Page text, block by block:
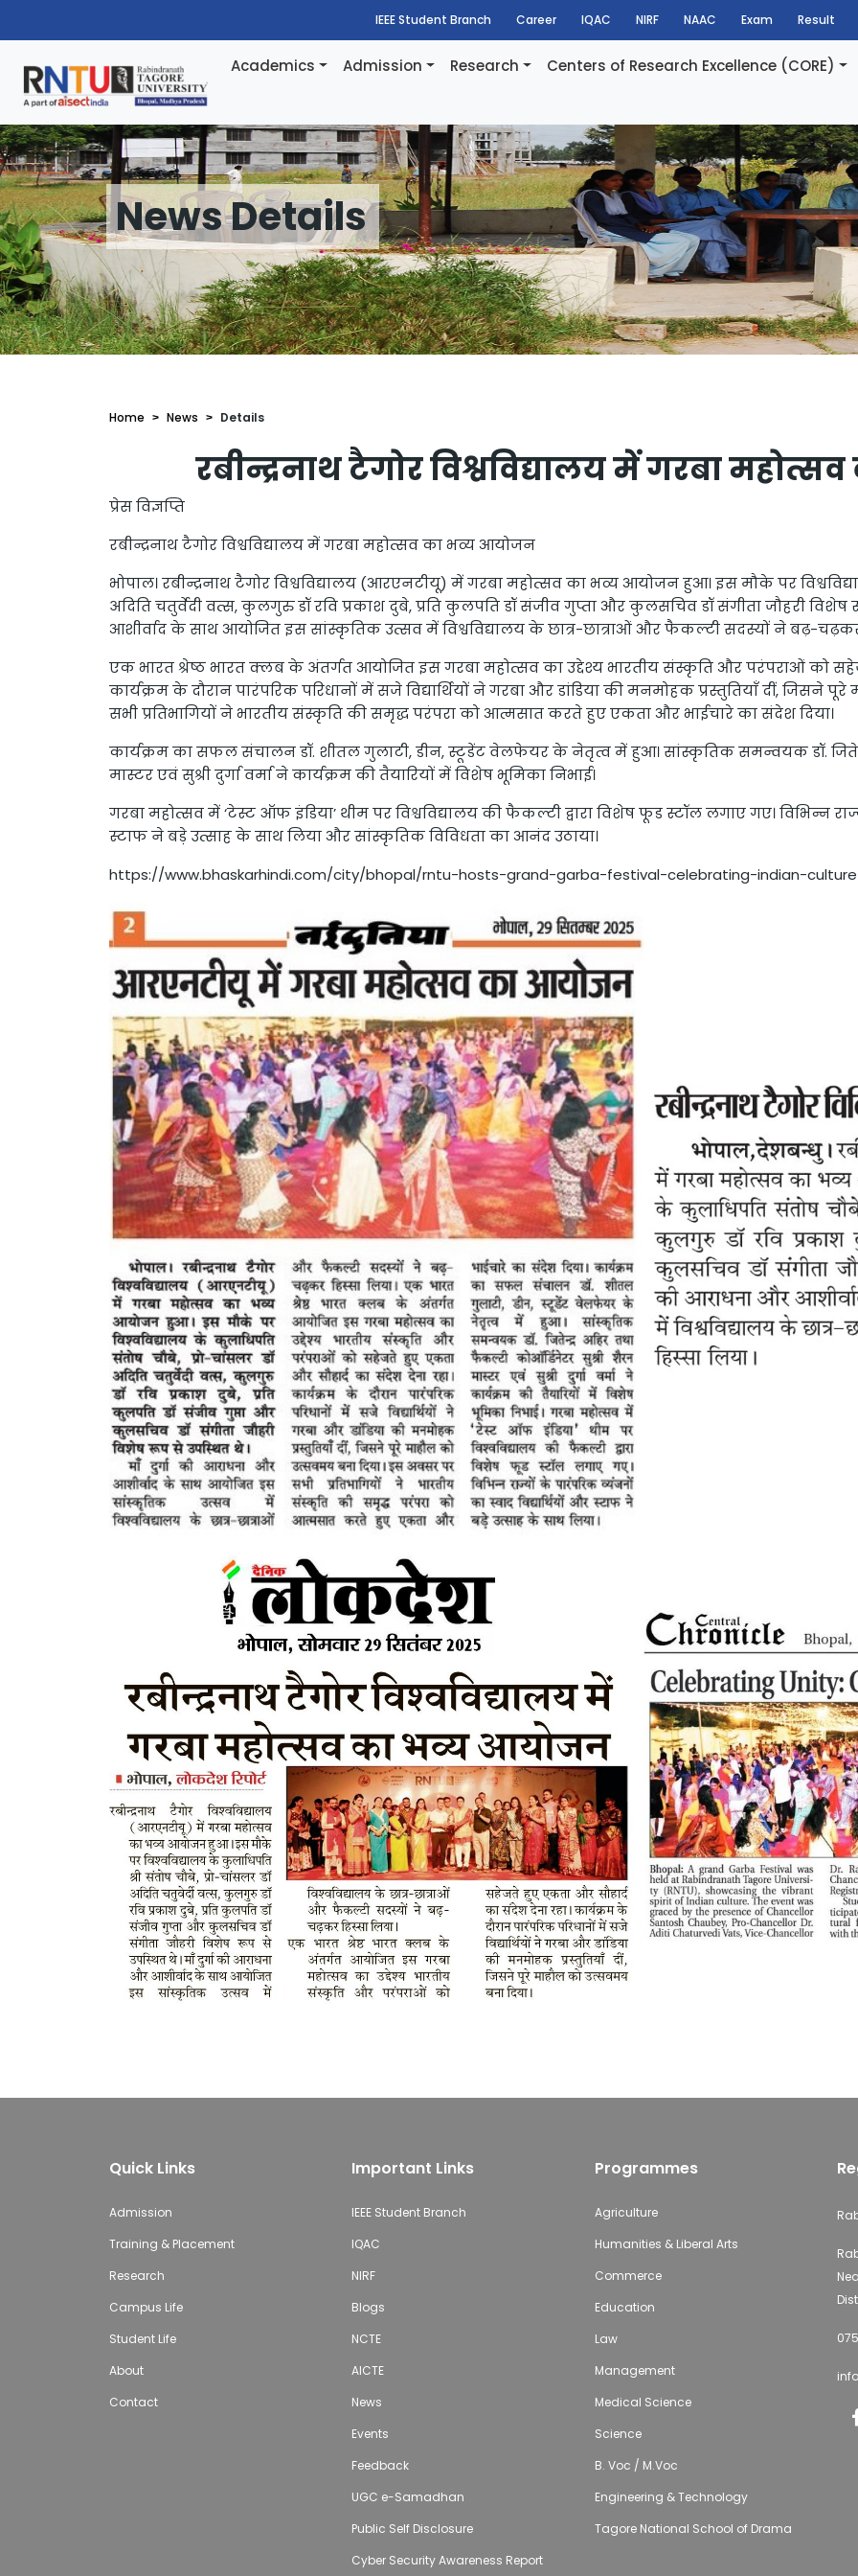
IEEE Student Branch Career IQAC NIRF NAAC Exam Result
Academics Admission Research Centers of Research Excellence (CORE)
News Details
Home News Details
रबीन्द्रनाथ टैगोर विश्वविद्यालय में गरबा
प्रेस विज्ञप्ति
रबीन्द्रनाथ टैगोर विश्वविद्यालय में गरबा महोत्सव का भव्य आयोजन
भोपाल। रबीन्द्रनाथ टैगोर विश्वविद्यालय (आरएनटीयू) में गरबा महोत्सव का भव्य आयोजन हुआ। इस मौके पर
अदिति चतुर्वेदी वत्स, कुलगुरु डॉ रवि प्रकाश दुबे, प्रति कुलपति डॉ संजीव गुप्ता और कुलसचिव डॉ संगीता जौहरी
आशीर्वाद के साथ आयोजित इस सांस्कृतिक उत्सव में विश्वविद्यालय के छात्र-छात्राओं और फैकल्टी सदस्यों ने बढ़-चढ़कर
एक भारत श्रेष्ठ भारत क्लब के अंतर्गत आयोजित इस गरबा महोत्सव का उद्देश्य भारतीय संस्कृति और परंपराओं को
कार्यक्रम के दौरान पारंपरिक परिधानों में सजे विद्यार्थियों ने गरबा और डांडिया की मनमोहक प्रस्तुतियाँ दीं, जिसने
सभी प्रतिभागियों ने भारतीय संस्कृति की समृद्ध परंपरा को आत्मसात करते हुए एकता और भाईचारे का संदेश दिया।
कार्यक्रम का सफल संचालन डॉ. शीतल गुलाटी, डीन, स्टूडेंट वेलफेयर के नेतृत्व में हुआ। सांस्कृतिक समन्वयक डॉ.
मास्टर एवं सुश्री दुर्गा वर्मा ने कार्यक्रम की तैयारियों में विशेष भूमिका निभाई।
गरबा महोत्सव में ‘टेस्ट ऑफ इंडिया’ थीम पर विश्वविद्यालय की फैकल्टी द्वारा विशेष फूड स्टॉल लगाए गए। विभिन्न
स्टाफ ने बड़े उत्साह के साथ लिया और सांस्कृतिक विविधता का आनंद उठाया।
https://www.bhaskarhindi.com/city/bhopal/rntu-hosts-grand-garba-festival-celebrating-indian-culture-
Quick Links
Admission
Training & Placement
Research
Campus Life
Student Life
About
Contact
Important Links
IEEE Student Branch
IQAC
NIRF
Blogs
NCTE
AICTE
News
Events
Feedback
UGC e-Samadhan
Public Self Disclosure
Cyber Security Awareness Report
Programmes
Agriculture
Humanities & Liberal Arts
Commerce
Education
Law
Management
Medical Science
Science
B. Voc / M.Voc
Engineering & Technology
Tagore National School of Drama